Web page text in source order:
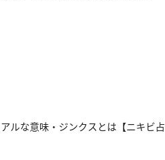
ルな意味・ジンクスとは【ニキビ占